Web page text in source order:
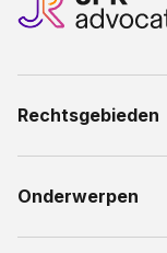
Rechtsgebieden
Onderwerpen